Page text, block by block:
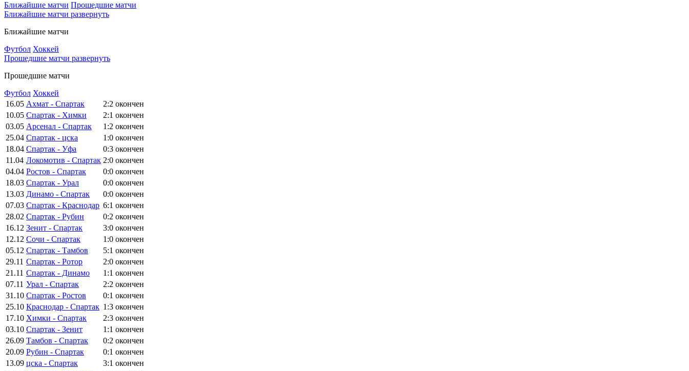
Ближайшие матчи Прошедшие матчи
Ближайшие матчи развернуть
Ближайшие матчи
Футбол Хоккей
Прошедшие матчи развернуть
Прошедшие матчи
Футбол Хоккей
16.05 Ахмат - Спартак 2:2 окончен
10.05 Спартак - Химки 2:1 окончен
03.05 Арсенал - Спартак 1:2 окончен
25.04 Спартак - цска 1:0 окончен
18.04 Спартак - Уфа 0:3 окончен
11.04 Локомотив - Спартак 2:0 окончен
04.04 Ростов - Спартак 0:0 окончен
18.03 Спартак - Урал 0:0 окончен
13.03 Динамо - Спартак 0:0 окончен
07.03 Спартак - Краснодар 6:1 окончен
28.02 Спартак - Рубин 0:2 окончен
16.12 Зенит - Спартак 3:0 окончен
12.12 Сочи - Спартак 1:0 окончен
05.12 Спартак - Тамбов 5:1 окончен
29.11 Спартак - Ротор 2:0 окончен
21.11 Спартак - Динамо 1:1 окончен
07.11 Урал - Спартак 2:2 окончен
31.10 Спартак - Ростов 0:1 окончен
25.10 Краснодар - Спартак 1:3 окончен
17.10 Химки - Спартак 2:3 окончен
03.10 Спартак - Зенит 1:1 окончен
26.09 Тамбов - Спартак 0:2 окончен
20.09 Рубин - Спартак 0:1 окончен
13.09 цска - Спартак 3:1 окончен